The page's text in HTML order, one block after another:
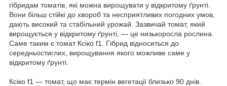
гібридам томатів, які можна вирощувати у відкритому ґрунті.
Вони більш стійкі до хвороб та несприятливих погодних умов,
дають високий та стабільний урожай. Зазвичай томат, який
вирощується у відкритому ґрунті, — це низькоросла рослина.
Саме таким є томат Ксіко f1. Гібрид відноситься до
середньостиглих, вирощування якого можливе саме у
відкритому ґрунті.
Ксіко f1 — томат, що має термін вегетації близько 90 днів.